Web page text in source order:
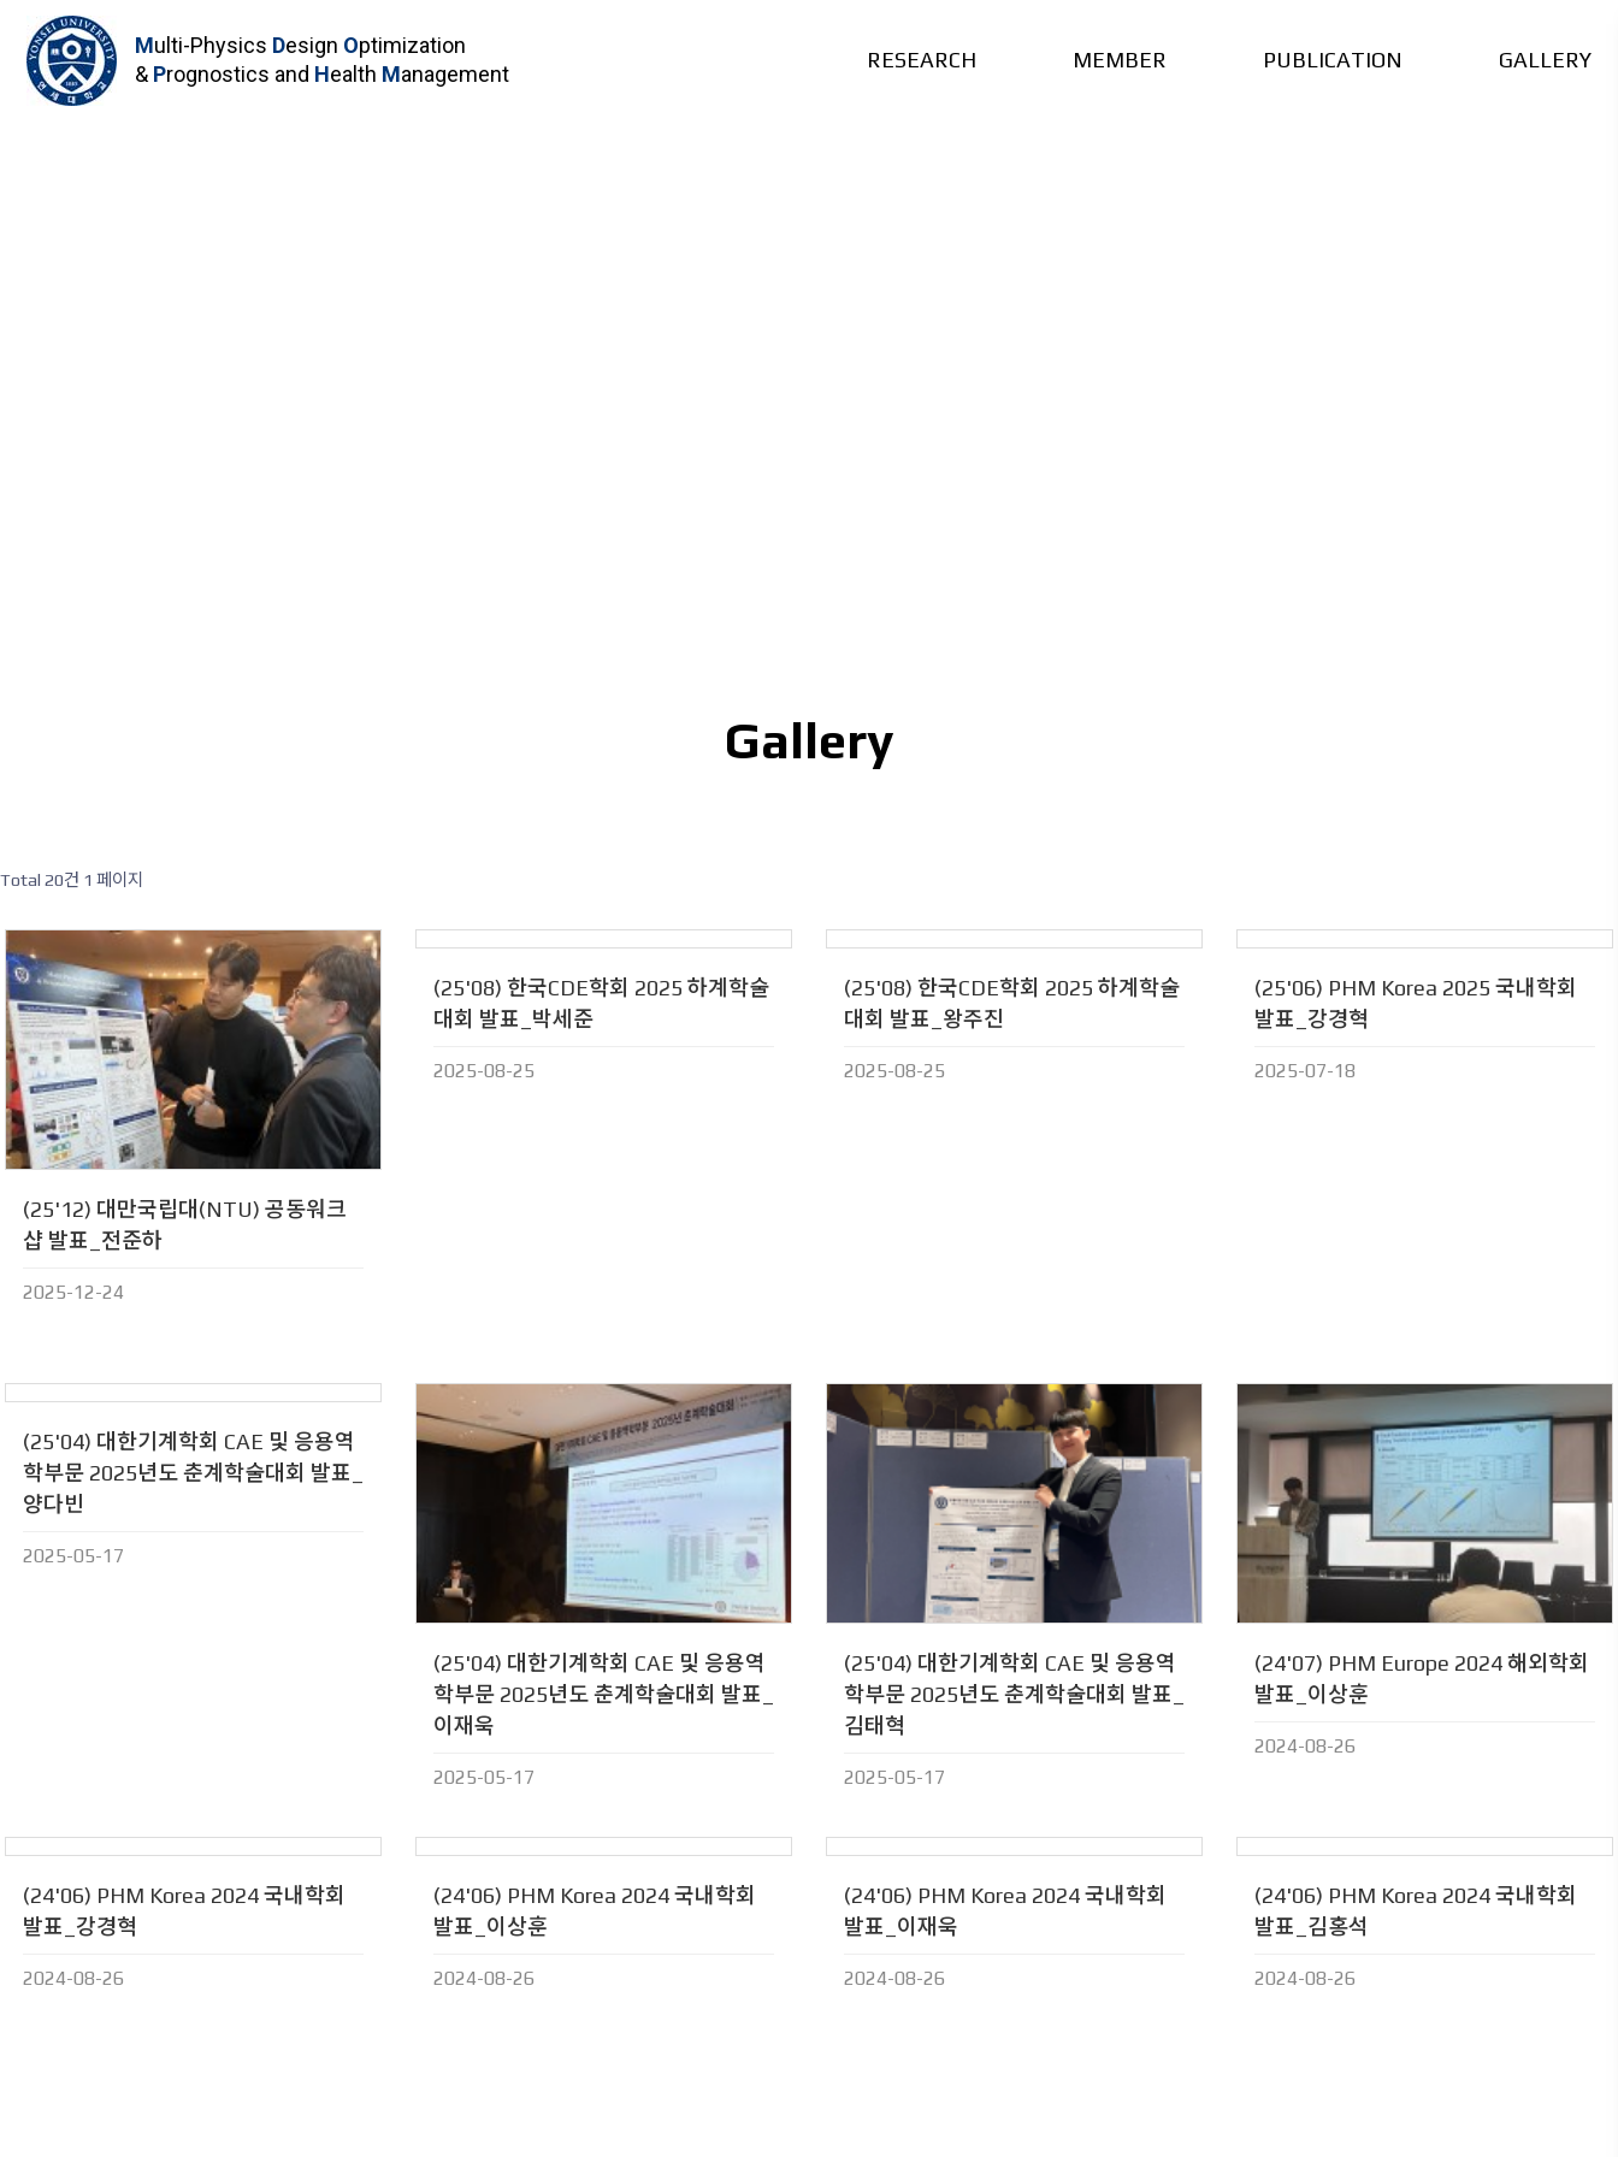
Multi-Physics Design Optimization
& Prognostics and Health Management
RESEARCH MEMBER PUBLICATION GALLERY
Gallery
Total 20건 1 페이지
(25'12) 대만국립대(NTU) 공동워크
샵 발표_전준하
2025-12-24
(25'08) 한국CDE학회 2025 하계학술
대회 발표_박세준
2025-08-25
(25'08) 한국CDE학회 2025 하계학술
대회 발표_왕주진
2025-08-25
(25'06) PHM Korea 2025 국내학회
발표_강경혁
2025-07-18
(25'04) 대한기계학회 CAE 및 응용역
학부문 2025년도 춘계학술대회 발표_
양다빈
2025-05-17
(25'04) 대한기계학회 CAE 및 응용역
학부문 2025년도 춘계학술대회 발표_
이재욱
2025-05-17
(25'04) 대한기계학회 CAE 및 응용역
학부문 2025년도 춘계학술대회 발표_
김태혁
2025-05-17
(24'07) PHM Europe 2024 해외학회
발표_이상훈
2024-08-26
(24'06) PHM Korea 2024 국내학회
발표_강경혁
2024-08-26
(24'06) PHM Korea 2024 국내학회
발표_이상훈
2024-08-26
(24'06) PHM Korea 2024 국내학회
발표_이재욱
2024-08-26
(24'06) PHM Korea 2024 국내학회
발표_김홍석
2024-08-26